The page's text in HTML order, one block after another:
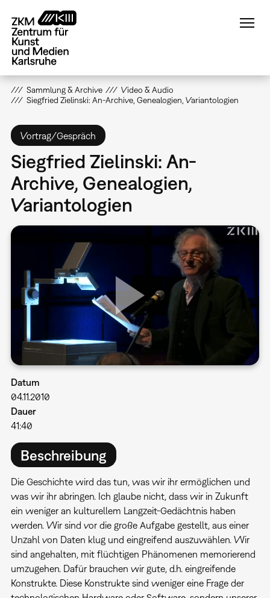
zum
Inhalt
Sammlung & Archive
Video & Audio
Siegfried Zielinski: An-Archive, Genealogien, Variantologien
Vortrag/Gespräch
Siegfried Zielinski: An-
Archive, Genealogien,
Variantologien
Datum
04.11.2010
Dauer
41:40
Beschreibung
Die Geschichte wird das tun, was wir ihr ermöglichen und
was wir ihr abringen. Ich glaube nicht, dass wir in Zukunft
ein weniger an kulturellem Langzeit-Gedächtnis haben
werden. Wir sind vor die große Aufgabe gestellt, aus einer
Unzahl von Daten klug und eingreifend auszuwählen. Wir
sind angehalten, mit flüchtigen Phänomenen memorierend
umzugehen. Dafür brauchen wir gute, d.h. eingreifende
Konstrukte. Diese Konstrukte sind weniger eine Frage der